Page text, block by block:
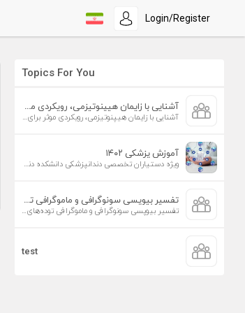
Login/Register
Topics For You
آشنایی با زایمان هیپنوتیزمی، رویکردی موثر برای افزایش تمایل به زایمان طبیعی
آشنایی با زایمان هیپنوتیزمی، رویکردی موثر برای افزایش تمایل به زایمان طبیعی
آموزش پزشکی ۱۴۰۲
ویژه دستیاران تخصصی دندانپزشکی دانشکده دندانپزشکی دانشگاه علوم پزشکی تهران
تفسیر بیوپسی سونوگرافی و ماموگرافی توده‌های پستان
تفسیر بیوپسی سونوگرافی و ماموگرافی توده‌های پستان
test